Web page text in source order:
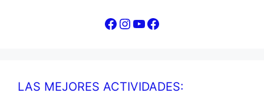
Facebook
Instagram
YouTube
Facebook
LAS MEJORES ACTIVIDADES: